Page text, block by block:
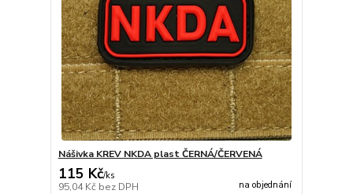
Nášivka KREV NKDA plast ČERNÁ/ČERVENÁ
115 Kč/ks
95,04 Kč bez DPH na objednání